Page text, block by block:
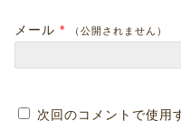
メール * （公開されません）
次回のコメントで使用